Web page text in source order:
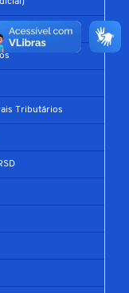
Tributários